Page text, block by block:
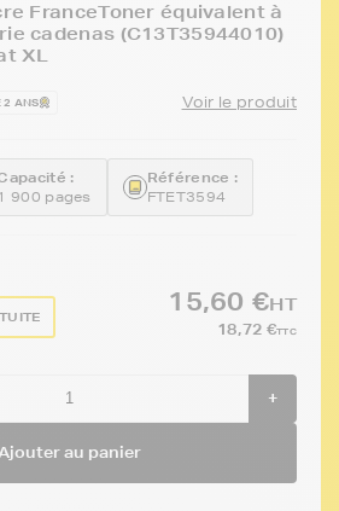
FranceToner équivalent à
cadenas (C13T35944010)
XL
2 ANS Voir le produit
:
900 pages
Référence :
FTET3594
15,60 €HT
18,72 €TTC
+
au panier